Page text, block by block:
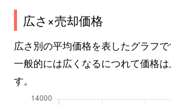
広さ×売却価格
広さ別の平均価格を表したグラフで
一般的には広くなるにつれて価格
す。